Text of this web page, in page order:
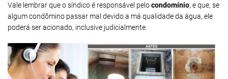
Vale lembrar que o síndico é responsável pelocondomínio, e que, se
algum condômino passar mal devido a má qualidade da água, ele
poderá ser acionado, inclusive judicialmente.